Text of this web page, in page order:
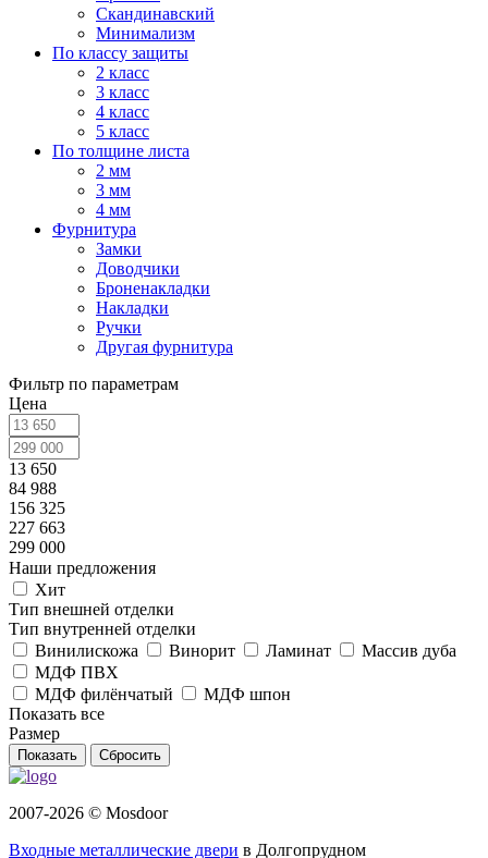
Скандинавский
Минимализм
По классу защиты
2 класс
3 класс
4 класс
5 класс
По толщине листа
2 мм
3 мм
4 мм
Фурнитура
Замки
Доводчики
Броненакладки
Накладки
Ручки
Другая фурнитура
Фильтр по параметрам
Цена
13 650
84 988
156 325
227 663
299 000
Наши предложения
Хит
Тип внешней отделки
Тип внутренней отделки
Винилискожа
Винорит Ламинат
Массив дуба
МДФ ПВХ
МДФ филёнчатый
МДФ шпон
Показать все
Размер
Сбросить
2007-2026 © Mosdoor
Входные металлические двери в Долгопрудном